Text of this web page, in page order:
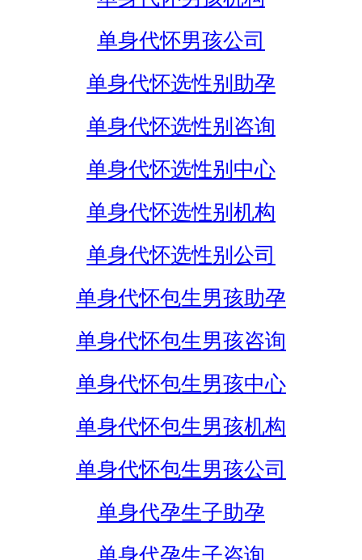
单身代怀男孩公司
单身代怀选性别助孕
单身代怀选性别咨询
单身代怀选性别中心
单身代怀选性别机构
单身代怀选性别公司
单身代怀包生男孩助孕
单身代怀包生男孩咨询
单身代怀包生男孩中心
单身代怀包生男孩机构
单身代怀包生男孩公司
单身代孕生子助孕
单身代孕生子咨询